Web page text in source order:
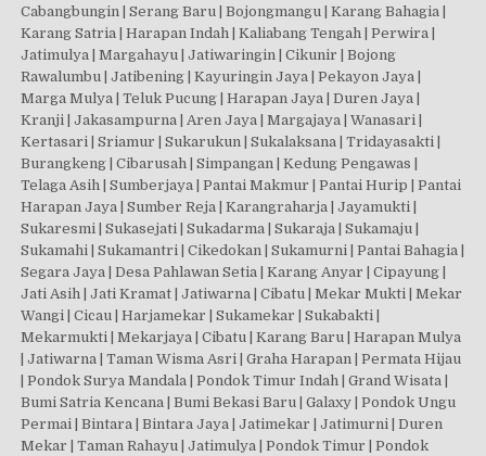
Cabangbungin | Serang Baru | Bojongmangu | Karang Bahagia |
Karang Satria | Harapan Indah | Kaliabang Tengah | Perwira |
Jatimulya | Margahayu | Jatiwaringin | Cikunir | Bojong
Rawalumbu | Jatibening | Kayuringin Jaya | Pekayon Jaya |
Marga Mulya | Teluk Pucung | Harapan Jaya | Duren Jaya |
Kranji | Jakasampurna | Aren Jaya | Margajaya | Wanasari |
Kertasari | Sriamur | Sukarukun | Sukalaksana | Tridayasakti |
Burangkeng | Cibarusah | Simpangan | Kedung Pengawas |
Telaga Asih | Sumberjaya | Pantai Makmur | Pantai Hurip | Pantai
Harapan Jaya | Sumber Reja | Karangraharja | Jayamukti |
Sukaresmi | Sukasejati | Sukadarma | Sukaraja | Sukamaju |
Sukamahi | Sukamantri | Cikedokan | Sukamurni | Pantai Bahagia |
Segara Jaya | Desa Pahlawan Setia | Karang Anyar | Cipayung |
Jati Asih | Jati Kramat | Jatiwarna | Cibatu | Mekar Mukti | Mekar
Wangi | Cicau | Harjamekar | Sukamekar | Sukabakti |
Mekarmukti | Mekarjaya | Cibatu | Karang Baru | Harapan Mulya
| Jatiwarna | Taman Wisma Asri | Graha Harapan | Permata Hijau
| Pondok Surya Mandala | Pondok Timur Indah | Grand Wisata |
Bumi Satria Kencana | Bumi Bekasi Baru | Galaxy | Pondok Ungu
Permai | Bintara | Bintara Jaya | Jatimekar | Jatimurni | Duren
Mekar | Taman Rahayu | Jatimulya | Pondok Timur | Pondok